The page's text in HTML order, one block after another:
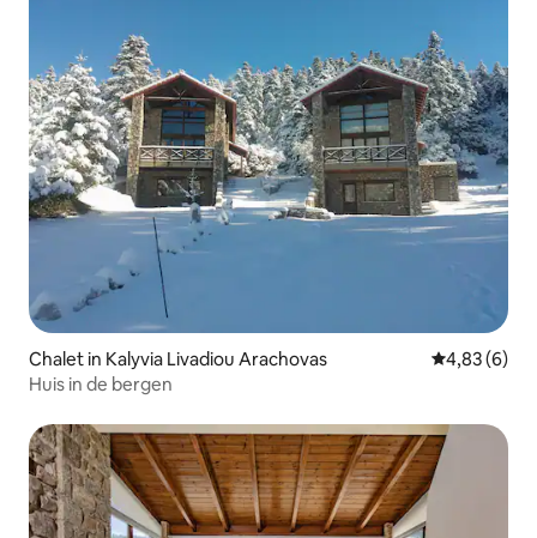
Chalet in Kalyvia Livadiou Arachovas Gemiddelde
4,83 (6)
Huis in de bergen